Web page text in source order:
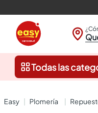
Todas las
plomería